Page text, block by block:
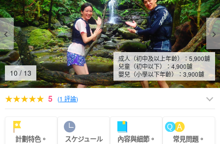
10 / 13
成人（初中及以上年齡）：5,900鑢
兒童（初中以下）： 4,900鑢
嬰兒（小學以下年齡）： 3,900鑢
5 (1 評論)
計劃特色。 スケジュール 內容與細節。 常見問題。